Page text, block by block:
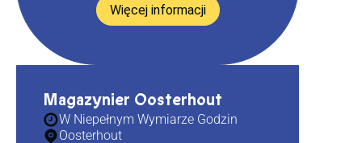
Więcej informacji
Magazynier Oosterhout
W Niepełnym Wymiarze Godzin
Oosterhout